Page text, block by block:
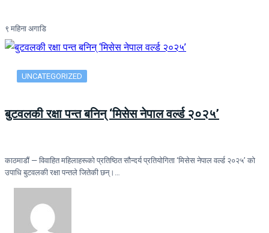
९ महिना अगाडि
UNCATEGORIZED
बुटवलकी रक्षा पन्त बनिन् ‘मिसेस नेपाल वर्ल्ड २०२५’
काठमाडौं — विवाहित महिलाहरूको प्रतिष्ठित सौन्दर्य प्रतियोगिता ‘मिसेस नेपाल वर्ल्ड २०२५’ को
उपाधि बुटवलकी रक्षा पन्तले जितेकी छन्।…